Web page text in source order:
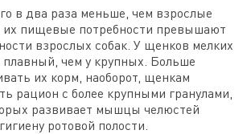
в два раза меньше, чем взрослые
их пищевые потребности превышают
взрослых собак. У щенков мелких
плавный, чем у крупных. Больше
их корм, наоборот, щенкам
рацион с более крупными гранулами,
развивает мышцы челюстей
ротовой полости.